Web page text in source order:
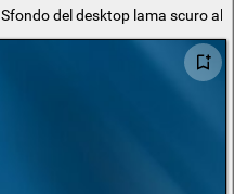
Sfondo del desktop lama scuro